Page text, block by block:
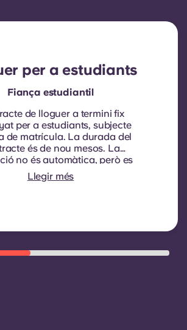
per a estudiants
Fiança estudiantil
de lloguer a termini fix
per a estudiants, subjecte
de matrícula. La durada del
és de nou mesos. La
no és automàtica, però es
oferir mitjançant un nou
subjecte a criteris
d'habitacions.
Llegir més